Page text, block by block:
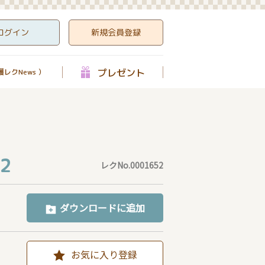
グイン 新規会員登録
レクNews ） プレゼント
レクNo.0001652
ダウンロードに追加
お気に入り登録